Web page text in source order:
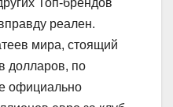
Топ-брендов
реален.
мира, стоящий
долларов, по
официально